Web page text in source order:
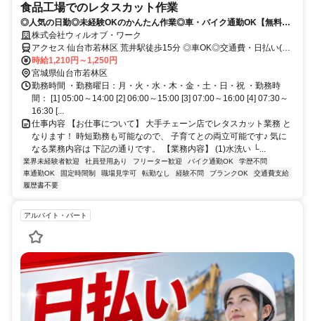
食品工場でのレタスカット作業
◎人気の日勤◎未経験OKのかんたん作業◎車・バイク通勤OK【無料駐
車場完備】
株式会社ウィルオブ・ワーク
アクセス 仙台市若林区 荒井駅徒歩15分 ◎車OK◎交通費・日払い(規
定)◎当月中・翌月入社大歓迎♪
時給1,210円～1,250円
宮城県仙台市若林区
勤務時間 ・勤務曜日：月・火・水・木・金・土・日・祝 ・勤務時
間： [1] 05:00～14:00 [2] 06:00～15:00 [3] 07:00～16:00 [4] 07:30～
16:30 [...
仕事内容 【お仕事について】 大手チェーン店でレタスカット業務 と
なります！ 時短勤務も可能なので、 子育てとの両立可能です♪ 気に
なる業務内容は 下記の通りです。 【業務内容】 (1)水洗い └...
業界未経験者歓迎 社員登用あり フリーター歓迎 バイク通勤OK
学歴不問
車通勤OK
固定時間制 職場見学可 転勤なし 経験不問 ブランクOK
交通費支給
履歴書不要
アルバイト・パート